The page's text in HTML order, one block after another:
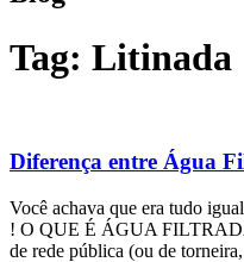
Tag: Litinada
Diferença entre Água
Você achava que era tudo
! O QUE É ÁGUA
de rede pública (ou de